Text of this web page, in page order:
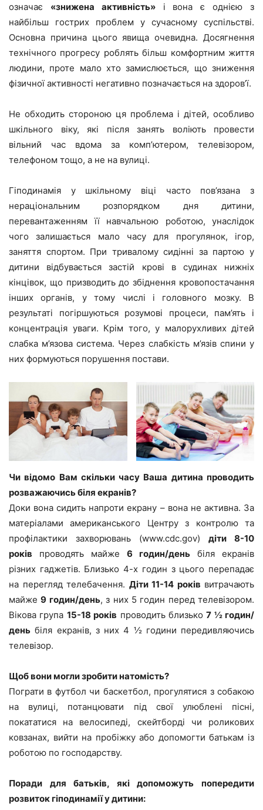
означає «знижена активність»і вона є однією з
найбільш гострих проблем у сучасному суспільстві.
Основна причина цього явища очевидна. Досягнення
технічного прогресу роблять більш комфортним життя
людини, проте мало хто замислюється, що зниження
фізичної активності негативно позначається на здоров’ї.
Не обходить стороною ця проблема і дітей, особливо
шкільного віку, які після занять воліють провести
вільний час вдома за комп’ютером, телевізором,
телефоном тощо, а не на вулиці.
Гіподинамія у шкільному віці часто пов’язана з
нераціональним розпорядком дня дитини,
перевантаженням її навчальною роботою, унаслідок
чого залишається мало часу для прогулянок, ігор,
заняття спортом. При тривалому сидінні за партою у
дитини відбувається застій крові в судинах нижніх
кінцівок, що призводить до збіднення кровопостачання
інших органів, у тому числі і головного мозку. В
результаті погіршуються розумові процеси, пам’ять і
концентрація уваги. Крім того, у малорухливих дітей
слабка м’язова система. Через слабкість м’язів спини у
них формуються порушення постави.
Чи відомо Вам скільки часу Ваша дитина проводить
розважаючись біля екранів?
Доки вона сидить напроти екрану – вона не активна. За
матеріалами американського Центру з контролю та
профілактики захворювань (www.cdc.gov) діти 8-10
років проводять майже 6 годин/день біля екранів
різних гаджетів. Близько 4-х годин з цього перепадає
на перегляд телебачення. Діти 11-14 років витрачають
майже9 годин/день, з них 5 годин перед телевізором.
Вікова група 15-18 років проводить близько7 ½ годин/
день біля екранів, з них 4 ½ години передивляючись
телевізор.
Щоб вони могли зробити натомість?
Пограти в футбол чи баскетбол, прогулятися з собакою
на вулиці, потанцювати під свої улюблені пісні,
покататися на велосипеді, скейтборді чи роликових
ковзанах, вийти на пробіжку або допомогти батькам із
роботою по господарству.
Поради для батьків, які допоможуть попередити
розвиток гіподинамії у дитини: